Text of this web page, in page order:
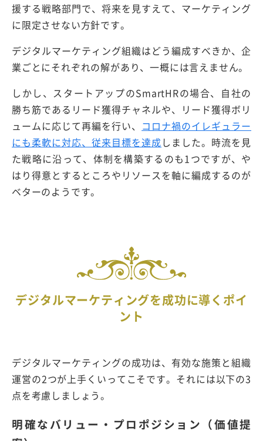
援する戦略部門で、将来を見すえて、マーケティング
に限定させない方針です。
デジタルマーケティング組織はどう編成すべきか、企
業ごとにそれぞれの解があり、一概には言えません。
しかし、スタートアップのSmartHRの場合、自社の
勝ち筋であるリード獲得チャネルや、リード獲得ボリ
ュームに応じて再編を行い、 コロナ禍のイレギュラー
にも柔軟に対応、従来目標を達成しました。時流を見
た戦略に沿って、体制を構築するのも1つですが、や
はり得意とするところやリソースを軸に編成するのが
ベターのようです。
デジタルマーケティングを成功に導くポイ
ント
デジタルマーケティングの成功は、有効な施策と組織
運営の2つが上手くいってこそです。それには以下の3
点を考慮しましょう。
明確なバリュー・プロポジション（価値提